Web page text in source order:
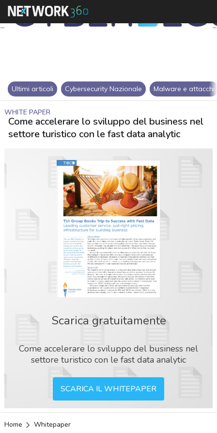
Ultimi articoli Cybersecurity Nazionale Malware e attacchi
WHITE PAPER
Come accelerare lo sviluppo del business nel
settore turistico con le fast data analytic
Scarica gratuitamente
Come accelerare lo sviluppo del business nel
settore turistico con le fast data analytic
SCARICA IL WHITEPAPER
Home Whitepaper